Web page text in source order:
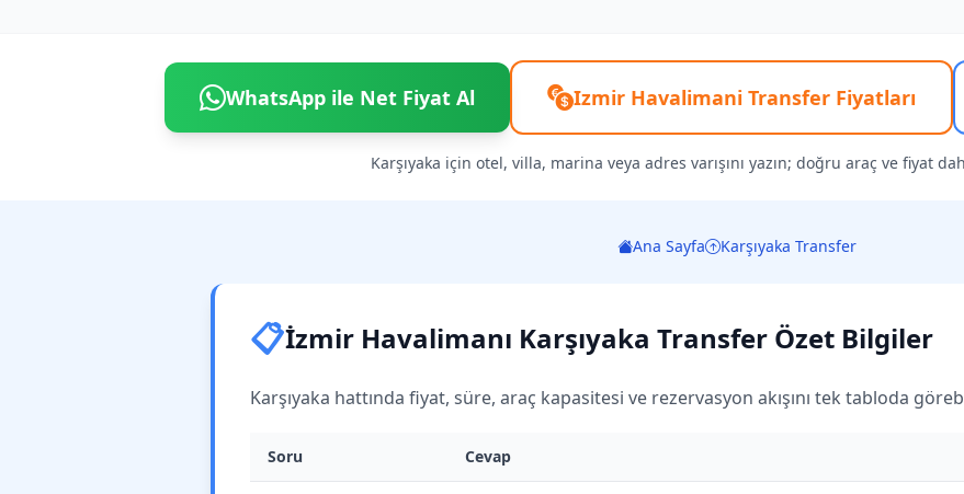
WhatsApp ile Net Fiyat Al Izmir Havalimani Transfer Fiyatları
Karşıyaka için otel, villa, marina veya adres varışını yazın; doğru araç ve fiyat
Ana Sayfa Karşıyaka Transfer
📋İzmir Havalimanı Karşıyaka Transfer Özet Bilgiler
Karşıyaka hattında fiyat, süre, araç kapasitesi ve rezervasyon akışını tek tabloda
Soru Cevap